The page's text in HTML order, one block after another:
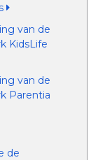
van de
KidsLife
van de
Parentia
de